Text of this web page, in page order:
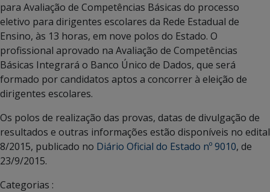
para Avaliação de Competências Básicas do processo
eletivo para dirigentes escolares da Rede Estadual de
Ensino, às 13 horas, em nove polos do Estado. O
profissional aprovado na Avaliação de Competências
Básicas Integrará o Banco Único de Dados, que será
formado por candidatos aptos a concorrer à eleição de
dirigentes escolares.
Os polos de realização das provas, datas de divulgação de
resultados e outras informações estão disponíveis no edital
8/2015, publicado no Diário Oficial do Estado nº 9010, de
23/9/2015.
Categorias :